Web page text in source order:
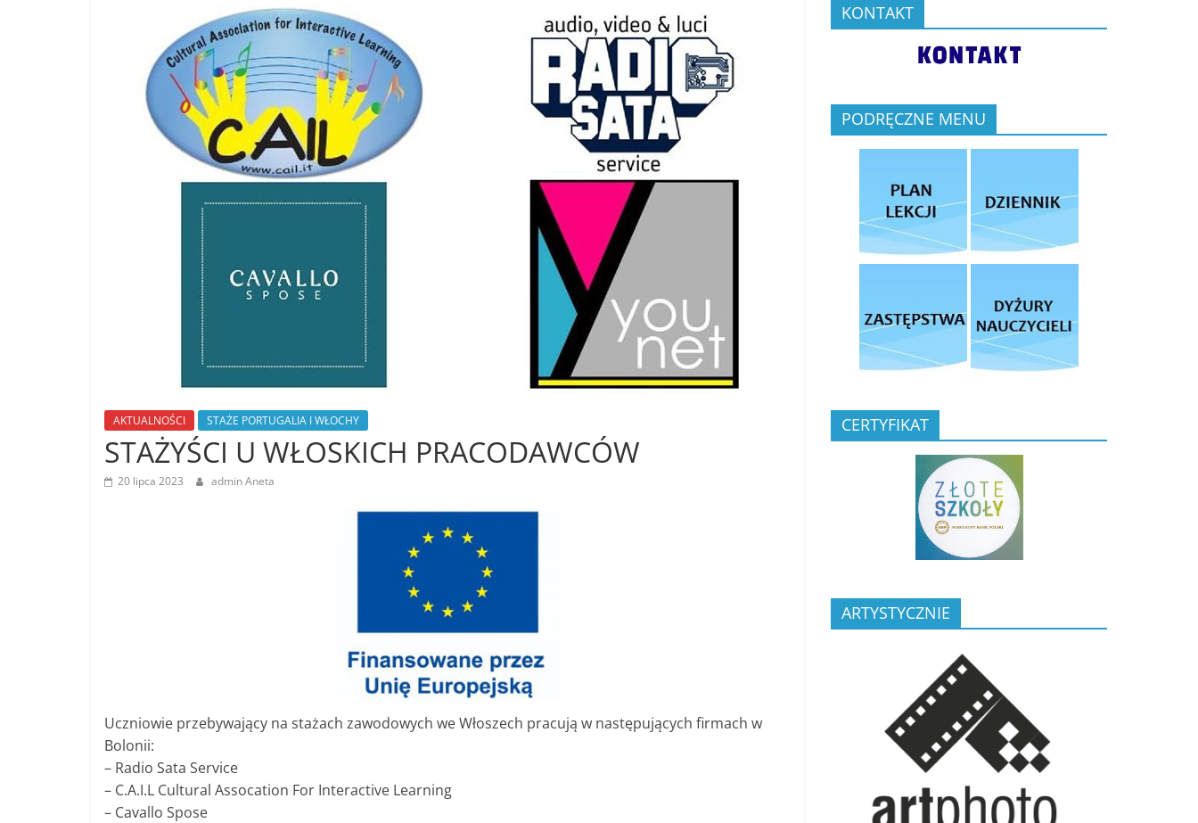
AKTUALNOŚCI STAŻE PORTUGALIA I WŁOCHY
STAŻYŚCI U WŁOSKICH PRACODAWCÓW
20 lipca 2023 admin Aneta
Uczniowie przebywający na stażach zawodowych we Włoszech pracują w następujących firmach w
Bolonii:
– Radio Sata Service
– C.A.I.L Cultural Assocation For Interactive Learning
– Cavallo Spose
KONTAKT
PODRĘCZNE MENU
CERTYFIKAT
ARTYSTYCZNIE